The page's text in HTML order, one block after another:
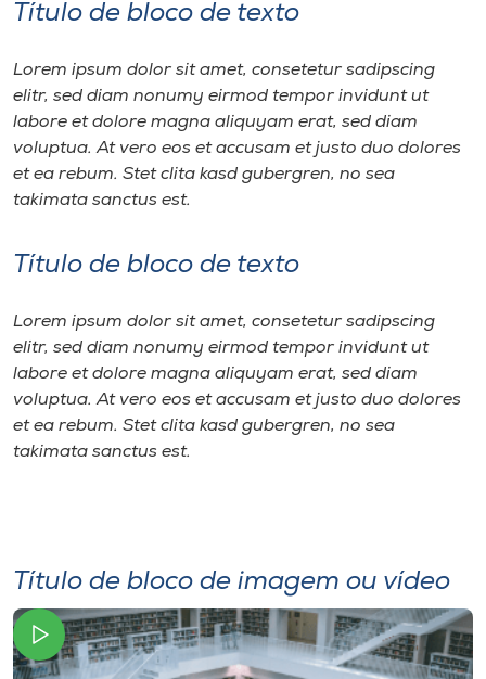
Título de bloco de texto
Lorem ipsum dolor sit amet, consetetur sadipscing
elitr, sed diam nonumy eirmod tempor invidunt ut
labore et dolore magna aliquyam erat, sed diam
voluptua. At vero eos et accusam et justo duo dolores
et ea rebum. Stet clita kasd gubergren, no sea
takimata sanctus est.
Título de bloco de texto
Lorem ipsum dolor sit amet, consetetur sadipscing
elitr, sed diam nonumy eirmod tempor invidunt ut
labore et dolore magna aliquyam erat, sed diam
voluptua. At vero eos et accusam et justo duo dolores
et ea rebum. Stet clita kasd gubergren, no sea
takimata sanctus est.
Título de bloco de imagem ou vídeo